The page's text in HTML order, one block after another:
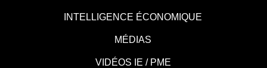
INTELLIGENCE ÉCONOMIQUE
MÉDIAS
VIDÉOS IE / PME